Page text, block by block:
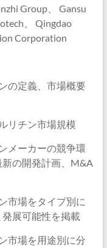
Group、 Gansu
、 Qingdao
Corporation
の定義、市場概要
リチン市場規模
メーカーの競争環
の開発計画、M&A
市場をタイプ別に
展可能性を掲載
市場を用途別に分